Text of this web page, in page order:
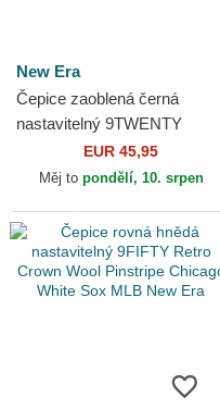
New Era
Čepice zaoblená černá
nastavitelný 9TWENTY
Merino Wool Chicago White
Sox MLB New Era
EUR 45,95
Měj to pondělí, 10. srpen